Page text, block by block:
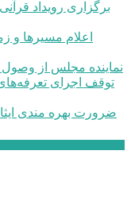
نماینده مجلس از وصول
ضرورت بهره مندی